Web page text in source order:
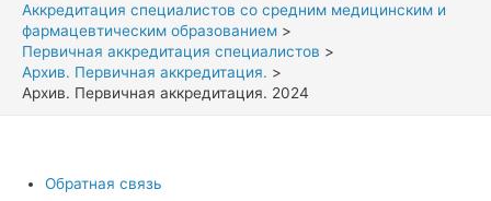
Аккредитация специалистов со средним медицинским и
фармацевтическим образованием
Первичная аккредитация специалистов
Архив. Первичная аккредитация.
Архив. Первичная аккредитация. 2024
Обратная связь